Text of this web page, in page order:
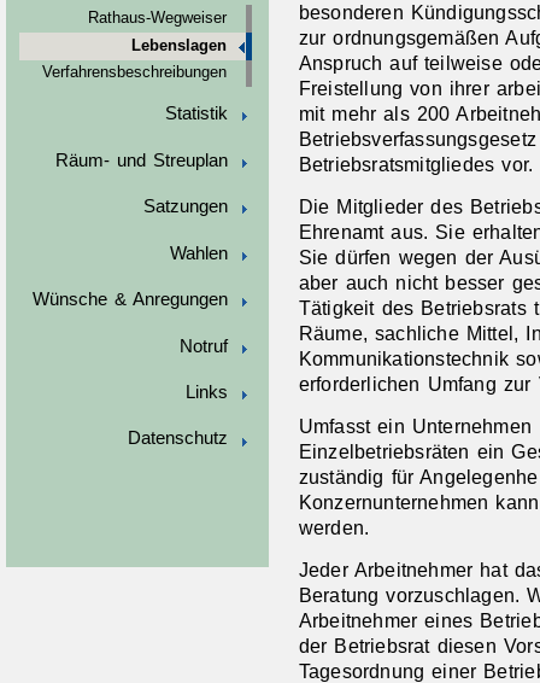
Rathaus-Wegweiser
Lebenslagen
Verfahrensbeschreibungen
Statistik
Räum- und Streuplan
Satzungen
Wahlen
Wünsche & Anregungen
Notruf
Links
Datenschutz
besonderen
zur ordnungsgemäßen
Anspruch auf teilweise
Freistellung von ihrer
mit mehr als 200
Betriebsratsmitgliedes vor.
Die Mitglieder des
Ehrenamt aus. Sie
Sie dürfen wegen der
aber auch nicht besser
Tätigkeit des Betriebsrats
Räume, sachliche Mittel,
Kommunikationstechnik
erforderlichen Umfang zur
Umfasst ein
Einzelbetriebsräten ein
zuständig für
Konzernunternehmen
werden.
Jeder Arbeitnehmer hat
Beratung vorzuschlagen.
Arbeitnehmer eines
der Betriebsrat diesen
Tagesordnung einer